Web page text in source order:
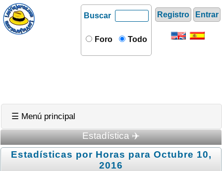
Registro Entrar
Buscar
Foro Todo
☰ Menú principal
Estadística ✈️
Estadísticas por Horas para Octubre 10,
2016